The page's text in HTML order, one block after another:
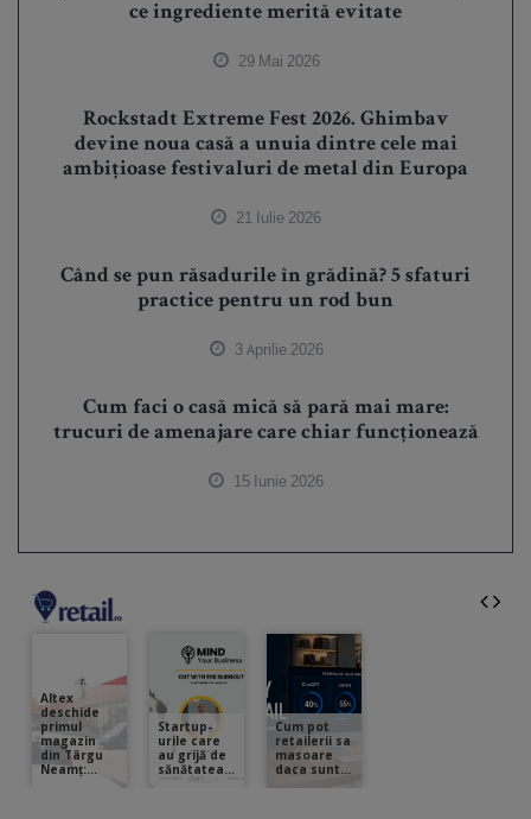
ce ingrediente merită evitate
29 Mai 2026
Rockstadt Extreme Fest 2026. Ghimbav
devine noua casă a unuia dintre cele mai
ambițioase festivaluri de metal din Europa
21 Iulie 2026
Când se pun răsadurile în grădină? 5 sfaturi
practice pentru un rod bun
3 Aprilie 2026
Cum faci o casă mică să pară mai mare:
trucuri de amenajare care chiar funcționează
15 Iunie 2026